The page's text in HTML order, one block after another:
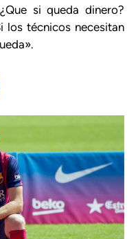
si queda dinero?
los técnicos necesitan